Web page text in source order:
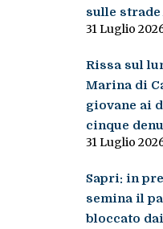
sulle strade
31 Luglio
Rissa sul
Marina di
giovane ai
cinque
31 Luglio
Sapri: in
semina il
bloccato